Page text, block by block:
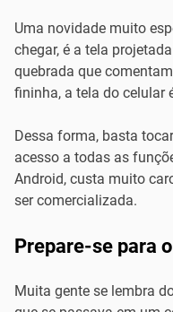
Uma novidade muito
chegar, é a tela
quebrada que
fininha, a tela do celular
Dessa forma, basta
acesso a todas as
Android, custa muito
ser comercializada.
Prepare-se para
Muita gente se lembra